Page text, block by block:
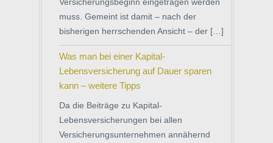
muss. Gemeint ist damit – nach der
bisherigen herrschenden Ansicht – der […]
Was man bei einer Kapital-
Lebensversicherung auf Dauer sparen
kann – weitere Tipps
Da die Beiträge zu Kapital-
Lebensversicherungen bei allen
Versicherungsunternehmen annähernd